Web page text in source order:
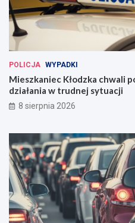
POLICJA WYPADKI
Mieszkaniec Kłodzka chwali
działania w trudnej sytuacji
8 sierpnia 2026